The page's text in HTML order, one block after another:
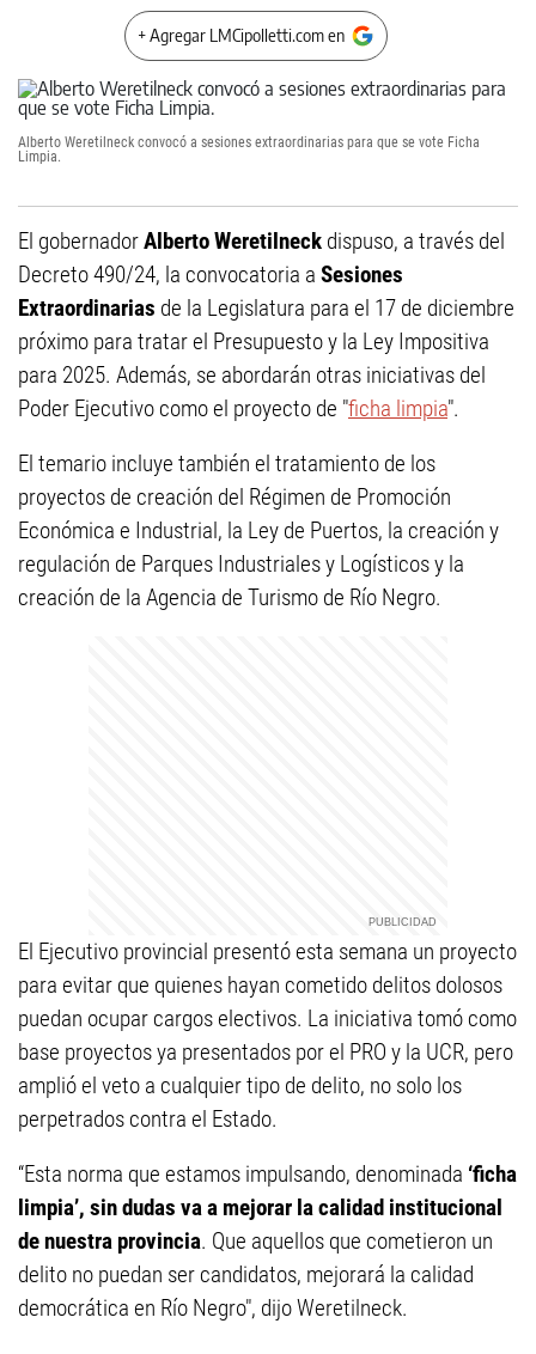
+ Agregar LMCipolletti.com en
Alberto Weretilneck convocó a sesiones extraordinarias para que se vote Ficha
Limpia.
El gobernadorAlberto Weretilneck dispuso, a través del
Decreto 490/24, la convocatoria a Sesiones
Extraordinarias de la Legislatura para el 17 de diciembre
próximo para tratar el Presupuesto y la Ley Impositiva
para 2025. Además, se abordarán otras iniciativas del
Poder Ejecutivo como el proyecto de "ficha limpia".
El temario incluye también el tratamiento de los
proyectos de creación del Régimen de Promoción
Económica e Industrial, la Ley de Puertos, la creación y
regulación de Parques Industriales y Logísticos y la
creación de la Agencia de Turismo de Río Negro.
El Ejecutivo provincial presentó esta semana un proyecto
para evitar que quienes hayan cometido delitos dolosos
puedan ocupar cargos electivos. La iniciativa tomó como
base proyectos ya presentados por el PRO y la UCR, pero
amplió el veto a cualquier tipo de delito, no solo los
perpetrados contra el Estado.
“Esta norma que estamos impulsando, denominada ‘ficha
limpia’, sin dudas va a mejorar la calidad institucional
de nuestra provincia. Que aquellos que cometieron un
delito no puedan ser candidatos, mejorará la calidad
democrática en Río Negro", dijo Weretilneck.